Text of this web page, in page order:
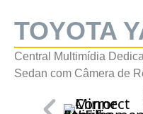
TOYOTA
Central Multimídia
Sedan com Câmera de